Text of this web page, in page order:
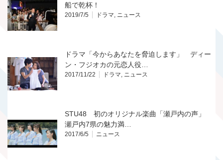
船で乾杯！
2019/7/5 ドラマ ニュース
ドラマ「今からあなたを脅迫します」 ディー
ン・フジオカの元恋人役…
2017/11/22 ドラマ ニュース
STU48 初のオリジナル楽曲「瀬戸内の声」
瀬戸内7県の魅力満…
2017/6/5 ニュース